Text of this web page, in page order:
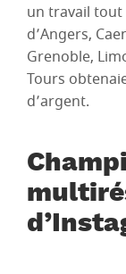
un travail tout
d’Angers,
Grenoble,
Tours
d’argent.